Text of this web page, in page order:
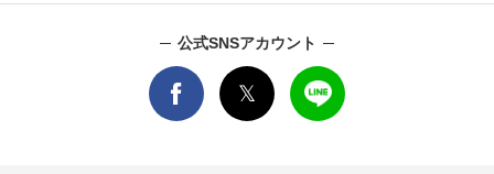
公式SNSアカウント